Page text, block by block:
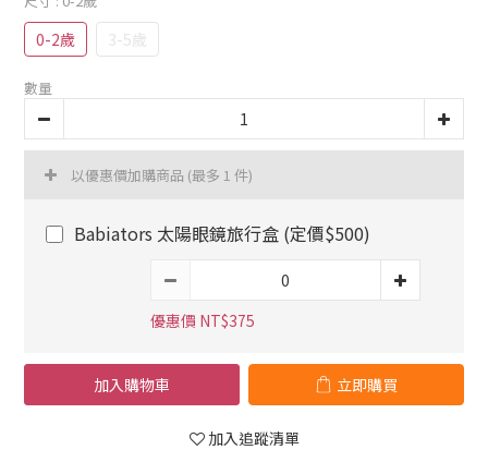
0-2歲 3-5歲
數量
以優惠價加購商品 (最多 1 件)
Babiators 太陽眼鏡旅行盒 (定價$500)
優惠價 NT$375
加入購物車 立即購買
加入追蹤清單